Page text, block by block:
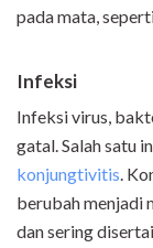
pada mata,
Infeksi
Infeksi virus,
gatal. Salah satu
konjungtivitis.
berubah menjadi
dan sering